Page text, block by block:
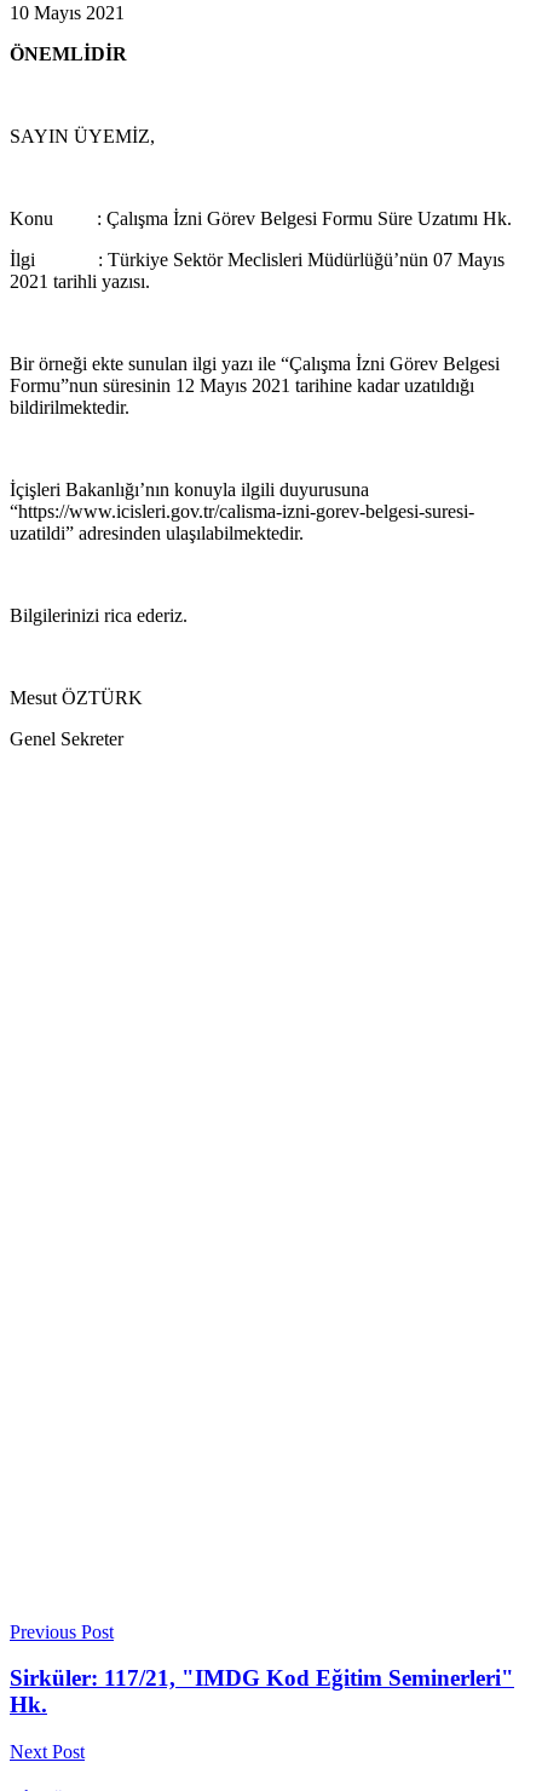
10 Mayıs 2021
ÖNEMLİDİR
SAYIN ÜYEMİZ,
Konu : Çalışma İzni Görev Belgesi Formu Süre Uzatımı Hk.
İlgi : Türkiye Sektör Meclisleri Müdürlüğü’nün 07 Mayıs
2021 tarihli yazısı.
Bir örneği ekte sunulan ilgi yazı ile “Çalışma İzni Görev Belgesi
Formu”nun süresinin 12 Mayıs 2021 tarihine kadar uzatıldığı
bildirilmektedir.
İçişleri Bakanlığı’nın konuyla ilgili duyurusuna
“https://www.icisleri.gov.tr/calisma-izni-gorev-belgesi-suresi-
uzatildi” adresinden ulaşılabilmektedir.
Bilgilerinizi rica ederiz.
Mesut ÖZTÜRK
Genel Sekreter
Previous Post
Sirküler: 117/21, "IMDG Kod Eğitim Seminerleri"
Hk.
Next Post